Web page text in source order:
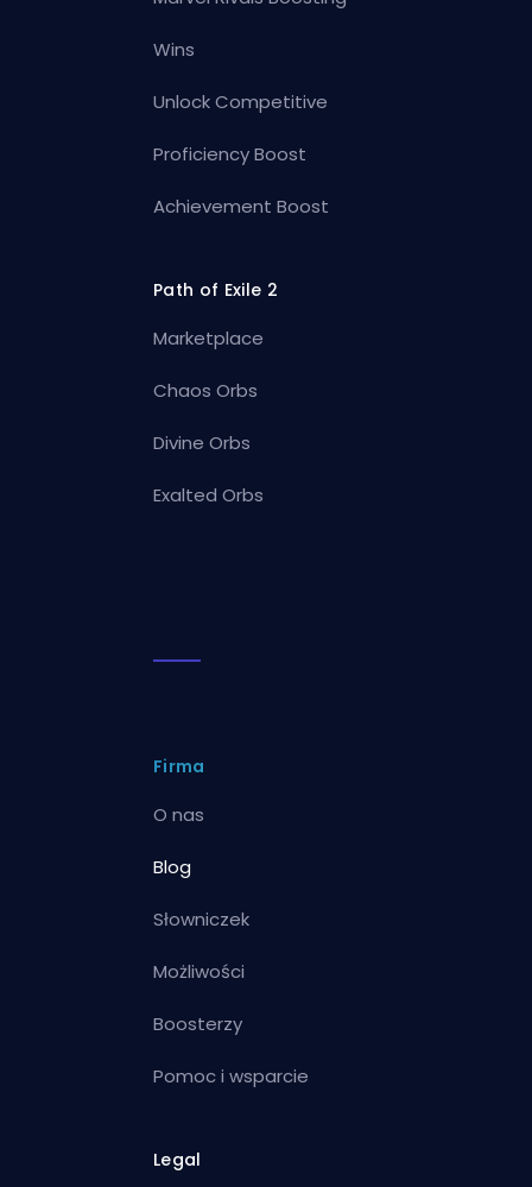
Wins
Unlock Competitive
Proficiency Boost
Achievement Boost
Path of Exile 2
Marketplace
Chaos Orbs
Divine Orbs
Exalted Orbs
Firma
O nas
Blog
Słowniczek
Możliwości
Boosterzy
Pomoc i wsparcie
Legal